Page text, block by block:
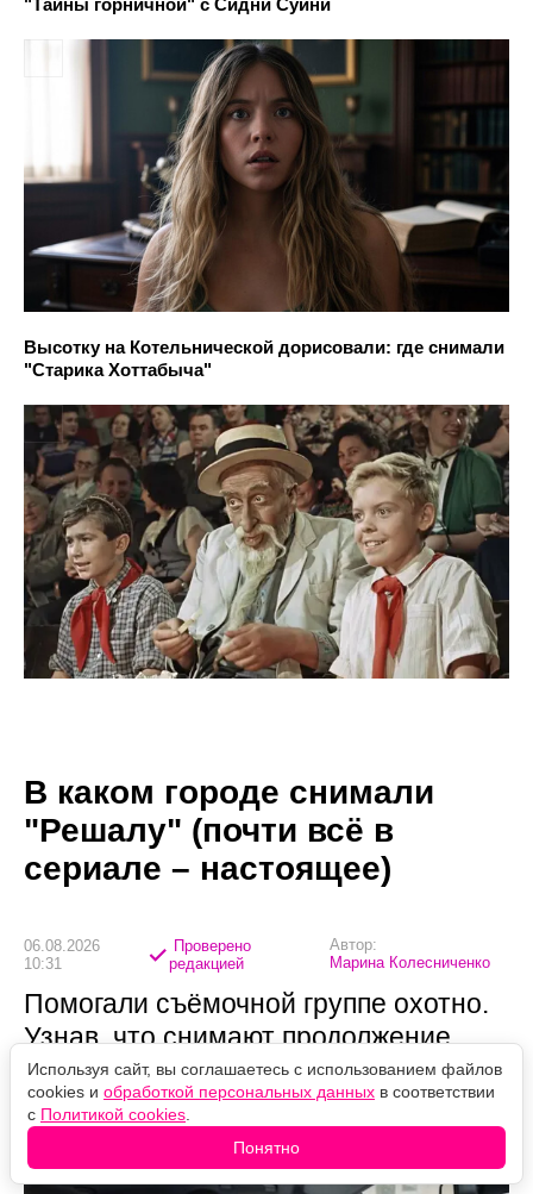
Высотку на Котельнической дорисовали: где снимали
"Старика Хоттабыча"
В каком городе снимали
"Решалу" (почти всё в
сериале – настоящее)
06.08.2026
10:31
Проверено
редакцией
Автор:
Марина Колесниченко
Помогали съёмочной группе охотно.
Узнав, что снимают продолжение
"Решалы", людям предлагали
площадки для кастинга — а однажды
дали чартерный самолёт.
Используя сайт, вы соглашаетесь с использованием файлов
cookies и обработкой персональных данных в соответствии
с Политикой cookies
Понятно